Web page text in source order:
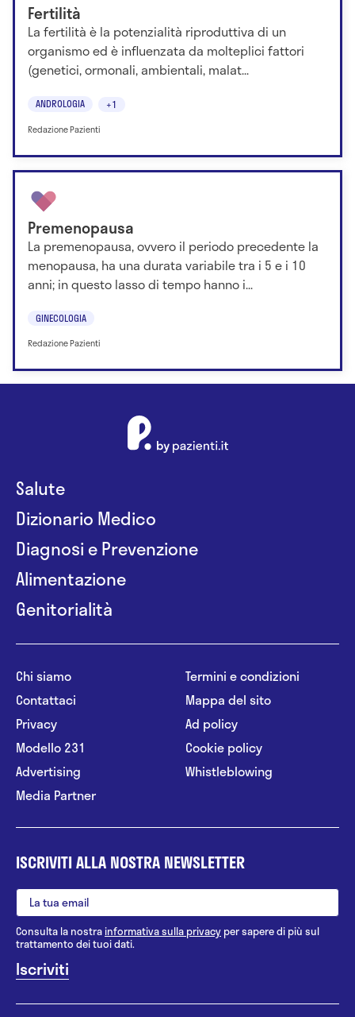
Fertilità
La fertilità è la potenzialità riproduttiva di un
organismo ed è influenzata da molteplici fattori
(genetici, ormonali, ambientali, malat...
ANDROLOGIA +1
Redazione Pazienti
Premenopausa
La premenopausa, ovvero il periodo precedente la
menopausa, ha una durata variabile tra i 5 e i 10
anni; in questo lasso di tempo hanno i...
GINECOLOGIA
Redazione Pazienti
Salute
Dizionario Medico
Diagnosi e Prevenzione
Alimentazione
Genitorialità
Chi siamo
Contattaci
Privacy
Modello 231
Advertising
Media Partner
Termini e condizioni
Mappa del sito
Ad policy
Cookie policy
Whistleblowing
ISCRIVITI ALLA NOSTRA NEWSLETTER
Consulta la nostrainformativa sulla privacy per sapere di più sul
trattamento dei tuoi dati.